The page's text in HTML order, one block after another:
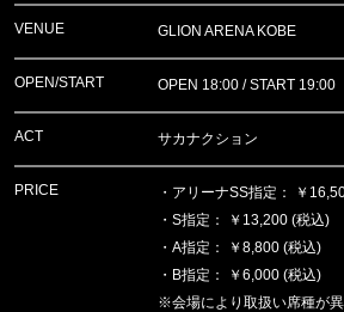
VENUE GLION ARENA KOBE
OPEN/START OPEN 18:00 / START 19:00
ACT サカナクション
PRICE
・アリーナSS指定： ￥
・S指定： ￥13,200 (税込)
・A指定： ￥8,800 (税込)
・B指定： ￥6,000 (税込)
※会場により取扱い席種が